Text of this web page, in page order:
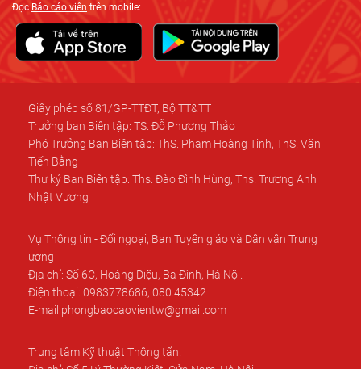
ĐọcBáo cáo viên trên mobile:
Giấy phép số 81/GP-TTĐT, Bộ TT&TT
Trưởng ban Biên tập: TS. Đỗ Phương Thảo
Phó Trưởng Ban Biên tập: ThS. Phạm Hoàng Tinh, ThS. Văn
Tiến Bằng
Thư ký Ban Biên tập: Ths. Đào Đình Hùng, Ths. Trương Anh
Nhật Vương
Vụ Thông tin - Đối ngoại, Ban Tuyên giáo và Dân vận Trung
ương
Địa chỉ: Số 6C, Hoàng Diệu, Ba Đình, Hà Nội.
Điện thoại: 0983778686; 080.45342
E-mail:phongbaocaovientw@gmail.com
Trung tâm Kỹ thuật Thông tấn.